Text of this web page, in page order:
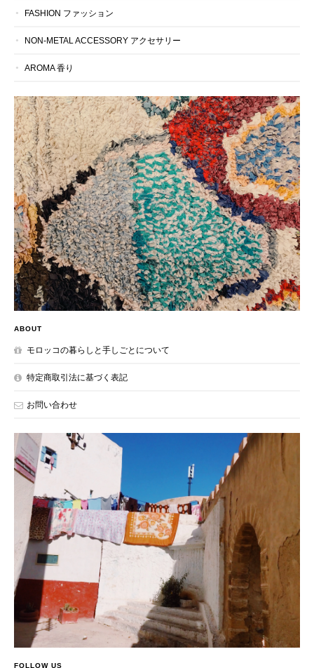
FASHION ファッション
NON-METAL ACCESSORY アクセサリー
AROMA 香り
ABOUT
モロッコの暮らしと手しごとについて
特定商取引法に基づく表記
お問い合わせ
FOLLOW US